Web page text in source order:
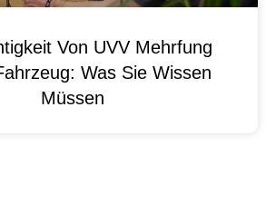
Von UVV Mehrfung
Was Sie Wissen
Müssen